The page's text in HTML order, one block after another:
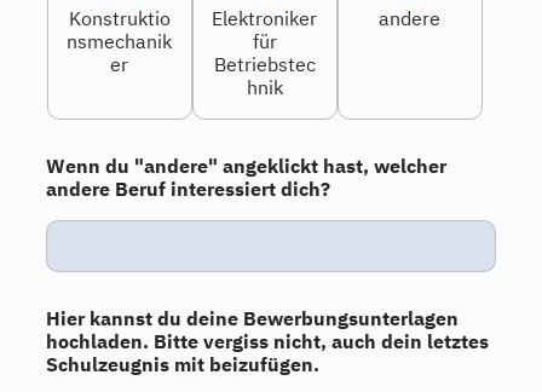
Konstruktio
nsmechanik
er
Elektroniker
für
Betriebstec
hnik
andere
Wenn du "andere" angeklickt hast, welcher
andere Beruf interessiert dich?
Hier kannst du deine Bewerbungsunterlagen
hochladen. Bitte vergiss nicht, auch dein letztes
Schulzeugnis mit beizufügen.